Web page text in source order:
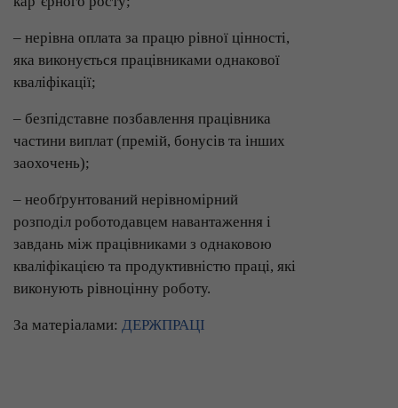
– нерівна оплата за працю рівної цінності,
яка виконується працівниками однакової
кваліфікації;
– безпідставне позбавлення працівника
частини виплат (премій, бонусів та інших
заохочень);
– необґрунтований нерівномірний
розподіл роботодавцем навантаження і
завдань між працівниками з однаковою
кваліфікацією та продуктивністю праці, які
виконують рівноцінну роботу.
За матеріалами: ДЕРЖПРАЦІ